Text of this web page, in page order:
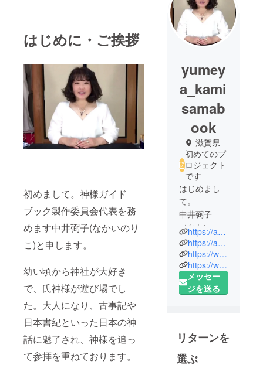
はじめに・ご挨拶
初めまして。神様ガイド
ブック製作委員会代表を務
めます中井弼子(なかいのり
こ)と申します。
幼い頃から神社が大好き
で、氏神様が遊び場でし
た。大人になり、古事記や
日本書紀といった日本の神
話に魅了され、神様を追っ
て参拝を重ねております。
yumey
a_kami
samab
ook
滋賀県
初めてのプ
ロジェクト
です
はじめまし
て。
中井弼子
（なかいの
りこ）と申
します。
幼い頃から
人一倍感受
も神社の境
内や教会の
幼稚園でし
https://ameblo.jp/sukorasuchika/
https://ameblo.jp/yumeya1825/
https://www.facebook.com/n.scholastica
https://www.facebook.com/%E7%A5%9E%E6%A7%98%E3%82%AC%E3%82%A4%E3%83%89%E3%83%96%E3%83%83%E3%82%AF-102199564628862/
メッセー
ジを送る
リターンを
選ぶ